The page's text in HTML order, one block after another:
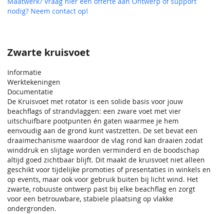
Zwarte kruisvoet
Informatie
Werktekeningen
Documentatie
De Kruisvoet met rotator is een solide basis voor jouw
beachflags of strandvlaggen: een zware voet met vier
uitschuifbare pootpunten én gaten waarmee je hem
eenvoudig aan de grond kunt vastzetten. De set bevat een
draaimechanisme waardoor de vlag rond kan draaien zodat
winddruk en slijtage worden verminderd en de boodschap
altijd goed zichtbaar blijft. Dit maakt de kruisvoet niet alleen
geschikt voor tijdelijke promoties of presentaties in winkels en
op events, maar ook voor gebruik buiten bij licht wind. Het
zwarte, robuuste ontwerp past bij elke beachflag en zorgt
voor een betrouwbare, stabiele plaatsing op vlakke
ondergronden.
nodig? Neem contact op!